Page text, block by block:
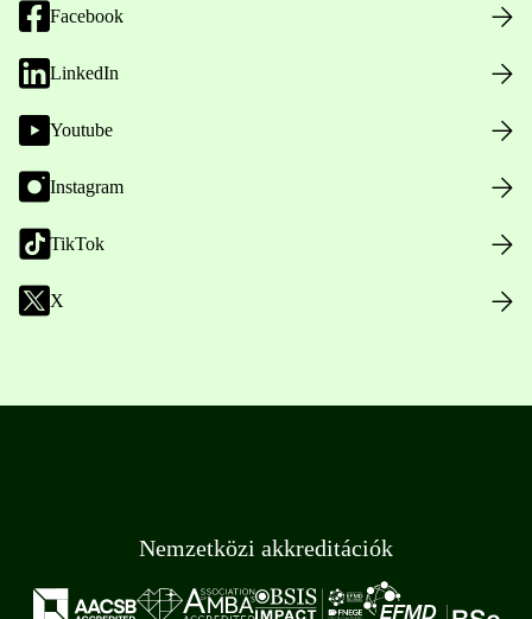
Facebook
LinkedIn
Youtube
Instagram
TikTok
X
Nemzetközi akkreditációk